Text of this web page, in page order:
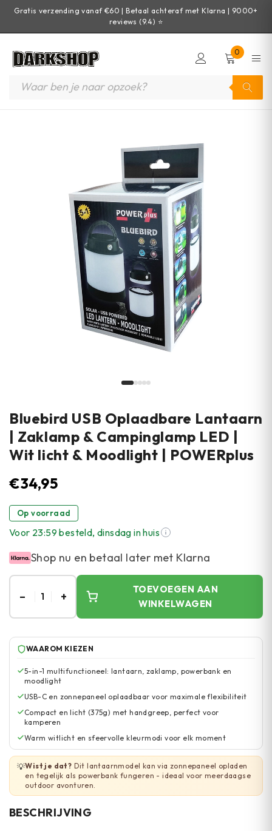
Gratis verzending vanaf €60 | Betaal achteraf met Klarna | 9000+
reviews (9.4) ⭐
0
Bluebird USB Oplaadbare Lantaarn
| Zaklamp & Campinglamp LED |
Wit licht & Moodlight | POWERplus
€34,95
Op voorraad
Voor 23:59 besteld, dinsdag in huis
Shop nu en betaal later met Klarna
– 1 +
TOEVOEGEN AAN
WINKELWAGEN
WAAROM KIEZEN
5-in-1 multifunctioneel: lantaarn, zaklamp, powerbank en
moodlight
USB-C en zonnepaneel oplaadbaar voor maximale flexibiliteit
Compact en licht (375g) met handgreep, perfect voor
kamperen
Warm witlicht en sfeervolle kleurmodi voor elk moment
💡Wist je dat? Dit lantaarnmodel kan via zonnepaneel opladen
en tegelijk als powerbank fungeren - ideaal voor meerdaagse
outdoor avonturen.
BESCHRIJVING